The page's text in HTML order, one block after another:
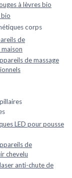
à lèvres bio
bio
corps
de
de massage
LED pour pousse
de
chevelu
anti-chute de